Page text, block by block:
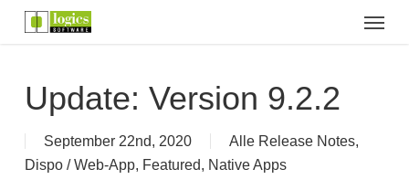
Menu
Update: Version 9.2.2
September 22nd, 2020 Alle Release Notes,
Dispo / Web-App, Featured, Native Apps